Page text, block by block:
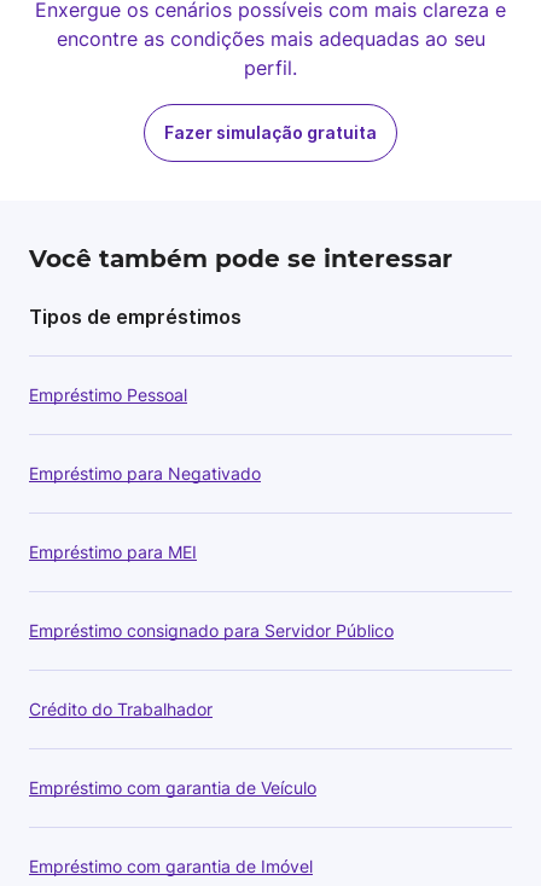
Enxergue os cenários possíveis com mais clareza e
encontre as condições mais adequadas ao seu
perfil.
Fazer simulação gratuita
Você também pode se interessar
Tipos de empréstimos
Empréstimo Pessoal
Empréstimo para Negativado
Empréstimo para MEI
Empréstimo consignado para Servidor Público
Crédito do Trabalhador
Empréstimo com garantia de Veículo
Empréstimo com garantia de Imóvel